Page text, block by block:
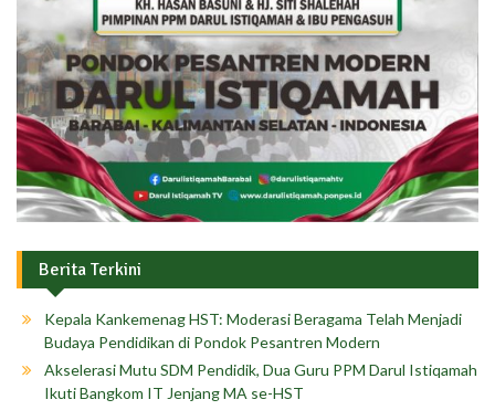
Berita Terkini
Kepala Kankemenag HST: Moderasi Beragama Telah Menjadi
Budaya Pendidikan di Pondok Pesantren Modern
Akselerasi Mutu SDM Pendidik, Dua Guru PPM Darul Istiqamah
Ikuti Bangkom IT Jenjang MA se-HST